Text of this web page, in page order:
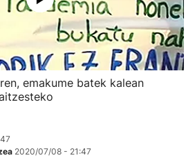
emakume batek kalean
2020/07/08 - 21:47